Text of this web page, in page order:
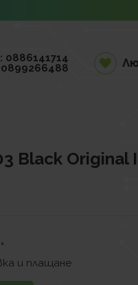
0886141714
Black Original
и плащане